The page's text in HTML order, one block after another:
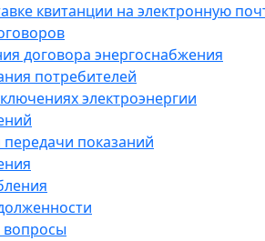
квитанции на электронную
договора энергоснабжения
потребителей
электроэнергии
показаний
вопросы